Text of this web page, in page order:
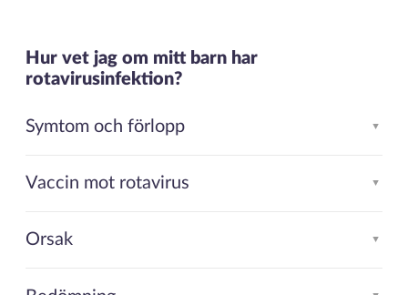
Hur vet jag om mitt barn har
rotavirusinfektion?
Symtom och förlopp ▲
Vaccin mot rotavirus ▲
Orsak ▲